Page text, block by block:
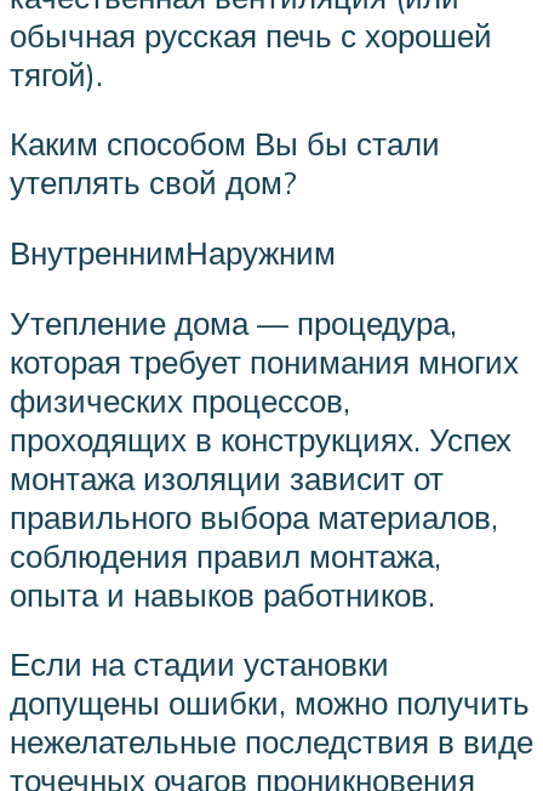
обычная русская печь с хорошей
тягой).
Каким способом Вы бы стали
утеплять свой дом?
ВнутреннимНаружним
Утепление дома — процедура,
которая требует понимания многих
физических процессов,
проходящих в конструкциях. Успех
монтажа изоляции зависит от
правильного выбора материалов,
соблюдения правил монтажа,
опыта и навыков работников.
Если на стадии установки
допущены ошибки, можно получить
нежелательные последствия в виде
точечных очагов проникновения